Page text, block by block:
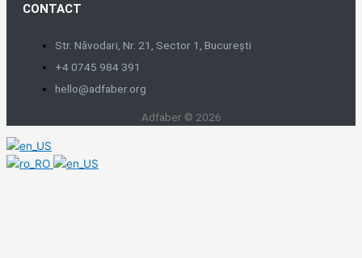
CONTACT
Str. Năvodari, Nr. 21, Sector 1, București
+4 0745 984 391
hello@adfaber.org
Adfaber © 2026